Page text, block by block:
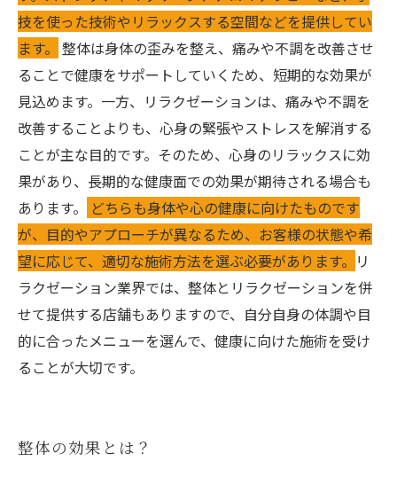
技を使った技術やリラックスする空間などを提供してい
ます。 整体は身体の歪みを整え、痛みや不調を改善させ
ることで健康をサポートしていくため、短期的な効果が
見込めます。一方、リラクゼーションは、痛みや不調を
改善することよりも、心身の緊張やストレスを解消する
ことが主な目的です。そのため、心身のリラックスに効
果があり、長期的な健康面での効果が期待される場合も
あります。
どちらも身体や心の健康に向けたものです
が、目的やアプローチが異なるため、お客様の状態や希
望に応じて、適切な施術方法を選ぶ必要があります。 リ
ラクゼーション業界では、整体とリラクゼーションを併
せて提供する店舗もありますので、自分自身の体調や目
的に合ったメニューを選んで、健康に向けた施術を受け
ることが大切です。
整体の効果とは？